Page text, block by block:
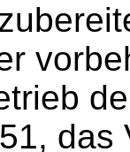
das